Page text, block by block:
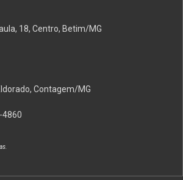
18, Centro, Betim/MG
Contagem/MG
4860